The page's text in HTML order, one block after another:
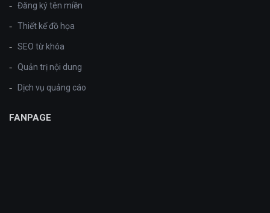
Đăng ký tên miền
Thiết kế đồ họa
SEO từ khóa
Quản trị nội dung
Dịch vụ quảng cáo
FANPAGE